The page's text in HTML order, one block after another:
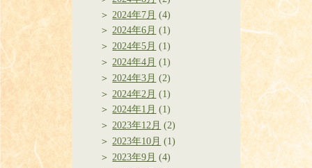
2024年7月 (4)
2024年6月 (1)
2024年5月 (1)
2024年4月 (1)
2024年3月 (2)
2024年2月 (1)
2024年1月 (1)
2023年12月 (2)
2023年10月 (1)
2023年9月 (4)